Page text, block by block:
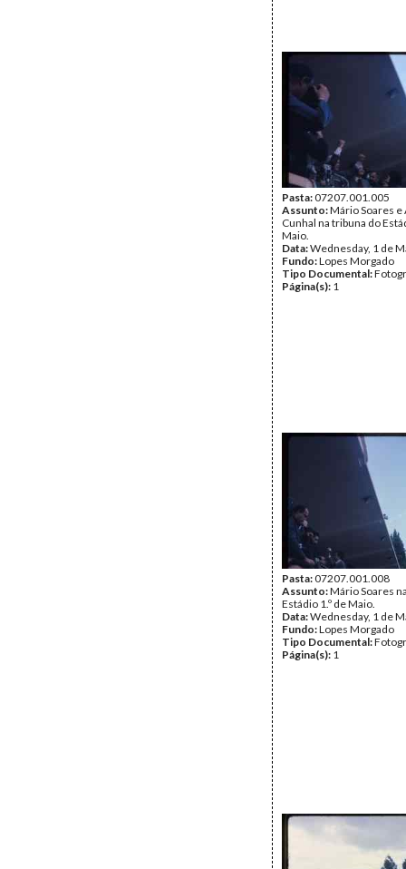
Pasta:07207.001.005
Assunto:Mário Soares e
Cunhal na tribuna do
Maio.
Data:Wednesday, 1 de
Fundo:Lopes Morgado
Tipo Documental:
Página(s): 1
Pasta:07207.001.008
Assunto:Mário Soares
Estádio 1.º de Maio.
Data:Wednesday, 1 de
Fundo:Lopes Morgado
Tipo Documental:
Página(s): 1